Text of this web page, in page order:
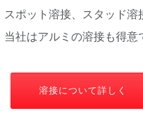
スポット溶接、スタッド溶
社はアルミの溶接も得意
溶接について詳しく